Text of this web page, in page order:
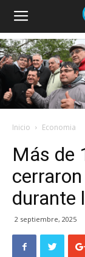
Inicio Economia
Más de
durante
2 septiembre, 2025